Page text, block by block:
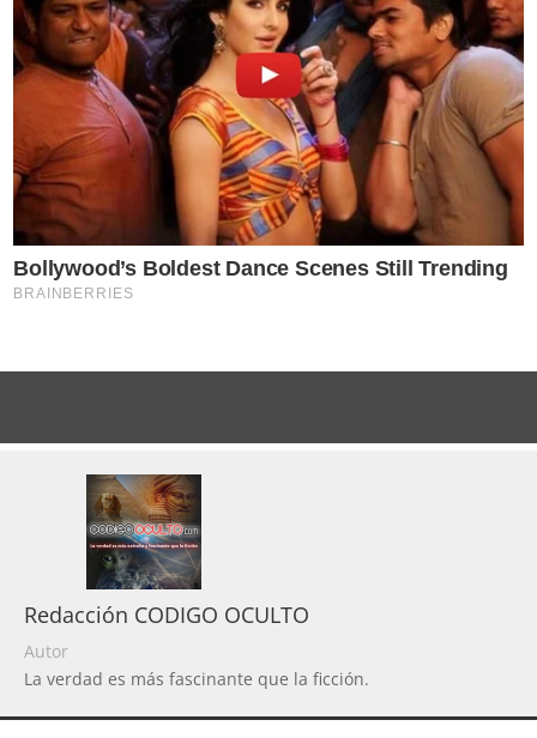
Redacción CODIGO OCULTO
Autor
La verdad es más fascinante que la ficción.